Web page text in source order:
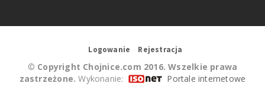
Logowanie Rejestracja
© Copyright Chojnice.com 2016. Wszelkie prawa
zastrzeżone. Wykonanie: Portale internetowe